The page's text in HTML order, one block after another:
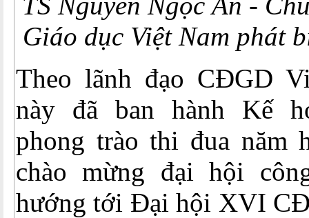
Giáo dục Việt Nam phát
Theo lãnh đạo CĐGD
này đã ban hành Kế
phong trào thi đua năm
chào mừng đại hội
hướng tới Đại hội XVI